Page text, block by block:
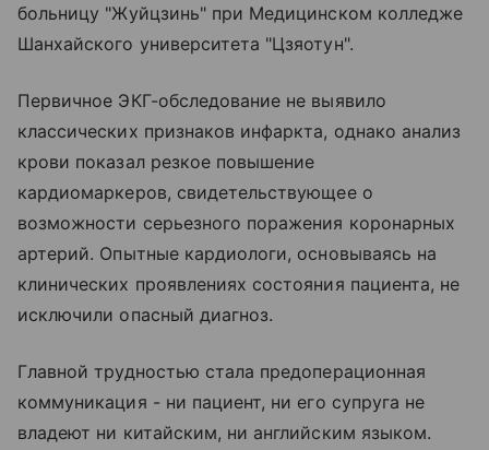
больницу "Жуйцзинь" при Медицинском колледже
Шанхайского университета "Цзяотун".
Первичное ЭКГ-обследование не выявило
классических признаков инфаркта, однако анализ
крови показал резкое повышение
кардиомаркеров, свидетельствующее о
возможности серьезного поражения коронарных
артерий. Опытные кардиологи, основываясь на
клинических проявлениях состояния пациента, не
исключили опасный диагноз.
Главной трудностью стала предоперационная
коммуникация - ни пациент, ни его супруга не
владеют ни китайским, ни английским языком.